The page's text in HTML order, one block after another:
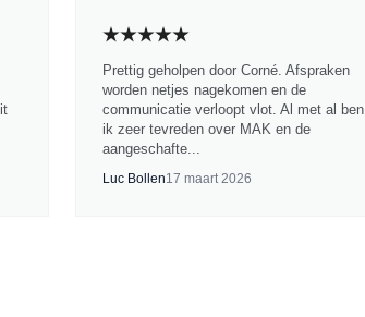
Prettig geholpen door Corné. Afspraken
worden netjes nagekomen en de
communicatie verloopt vlot. Al met al ben
ik zeer tevreden over MAK en de
aangeschafte...
Luc Bollen17 maart 2026